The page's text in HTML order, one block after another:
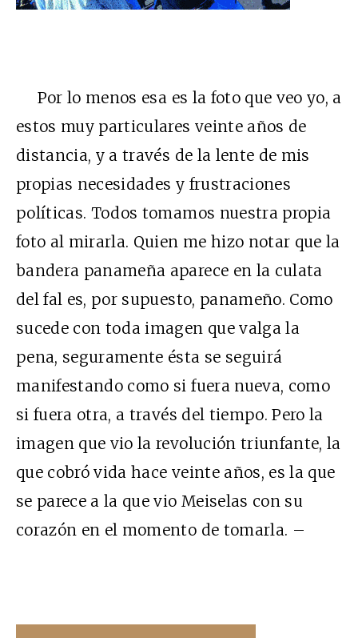
Por lo menos esa es la foto que veo yo, a
estos muy particulares veinte años de
distancia, y a través de la lente de mis
propias necesidades y frustraciones
políticas. Todos tomamos nuestra propia
foto al mirarla. Quien me hizo notar que la
bandera panameña aparece en la culata
del fal es, por supuesto, panameño. Como
sucede con toda imagen que valga la
pena, seguramente ésta se seguirá
manifestando como si fuera nueva, como
si fuera otra, a través del tiempo. Pero la
imagen que vio la revolución triunfante, la
que cobró vida hace veinte años, es la que
se parece a la que vio Meiselas con su
corazón en el momento de tomarla. –